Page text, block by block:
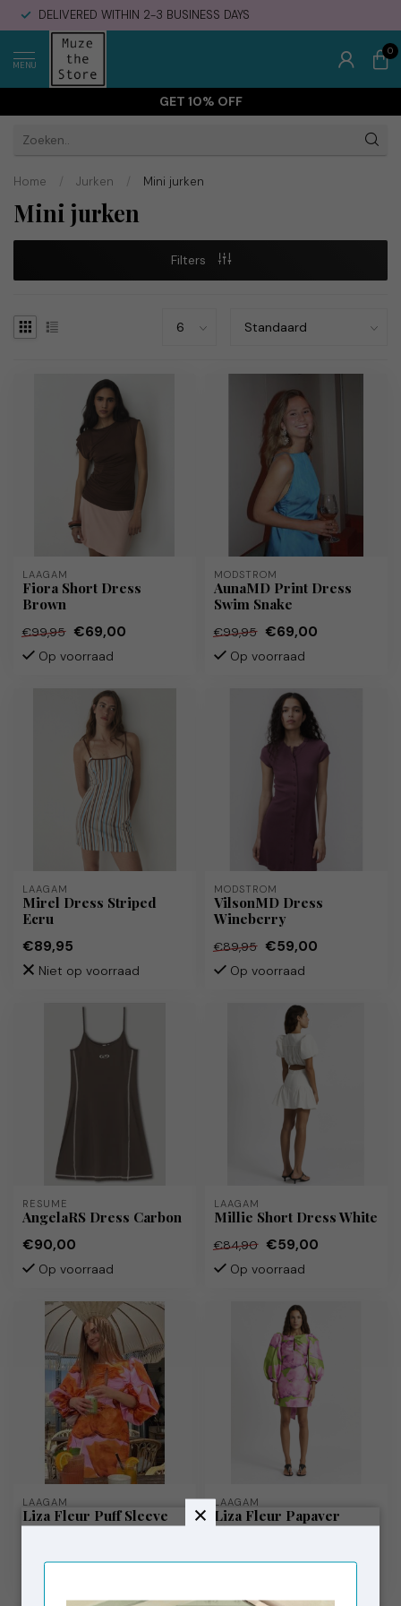
DELIVERED WITHIN 2-3 BUSINESS DAYS
MENU
0
GET 10% OFF
Home / Jurken / Mini jurken
Mini jurken
Filters
LAAGAM
Fiora Short Dress
Brown
€99,95 €69,00
Op voorraad
MODSTRÖM
AunaMD Print Dress
Swim Snake
€99,95 €69,00
Op voorraad
LAAGAM
Mirel Dress Striped
Ecru
€89,95
Niet op voorraad
MODSTRÖM
VilsonMD Dress
Wineberry
€89,95 €59,00
Op voorraad
RÉSUMÉ
AngelaRS Dress Carbon
€90,00
Op voorraad
LAAGAM
Millie Short Dress White
€84,90 €59,00
Op voorraad
LAAGAM
Liza Fleur Puff Sleeve
Dress
€139,00 €99,00
LAAGAM
Liza Fleur Papaver
Short Dresss
€129,00 €79,00